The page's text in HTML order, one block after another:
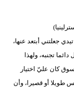
جعلتني أبتعد عنها،
تجنبه، ولهذا
كان عليّ اختيار
أو قصيرا، وأن